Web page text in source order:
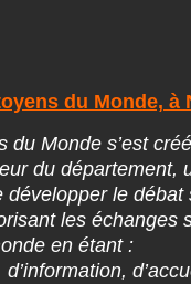
du Monde, à
du Monde s’est
du département,
développer le débat
les échanges
en étant :